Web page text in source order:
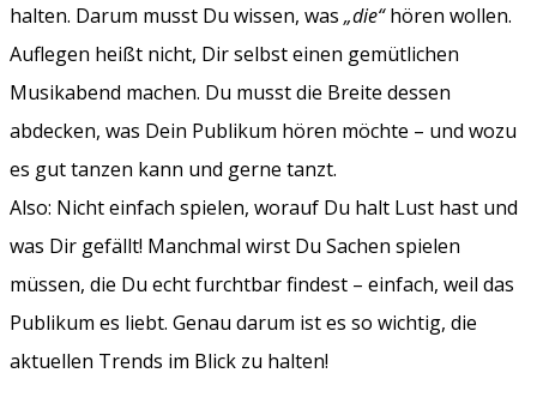
halten. Darum musst Du wissen, was „die“hören wollen.
Auflegen heißt nicht, Dir selbst einen gemütlichen
Musikabend machen. Du musst die Breite dessen
abdecken, was Dein Publikum hören möchte – und wozu
es gut tanzen kann und gerne tanzt.
Also: Nicht einfach spielen, worauf Du halt Lust hast und
was Dir gefällt! Manchmal wirst Du Sachen spielen
müssen, die Du echt furchtbar findest – einfach, weil das
Publikum es liebt. Genau darum ist es so wichtig, die
aktuellen Trends im Blick zu halten!